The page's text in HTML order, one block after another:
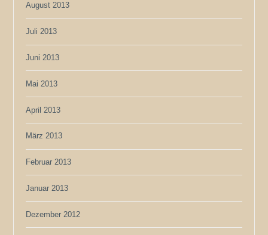
August 2013
Juli 2013
Juni 2013
Mai 2013
April 2013
März 2013
Februar 2013
Januar 2013
Dezember 2012